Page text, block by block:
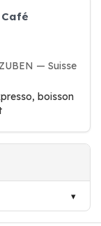
— Suisse
boisson